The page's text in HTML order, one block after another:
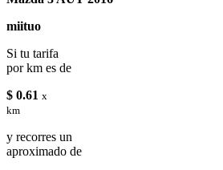
miituo
Si tu tarifa
por km es de
$ 0.61 x
km
y recorres un
aproximado de